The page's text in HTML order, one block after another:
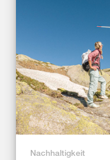
Nachhaltigkeit